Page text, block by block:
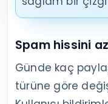
Spam hissini
Günde kaç
türüne göre